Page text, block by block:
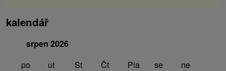
kalendář
srpen 2026
po
ut St Čt Pia se
ne